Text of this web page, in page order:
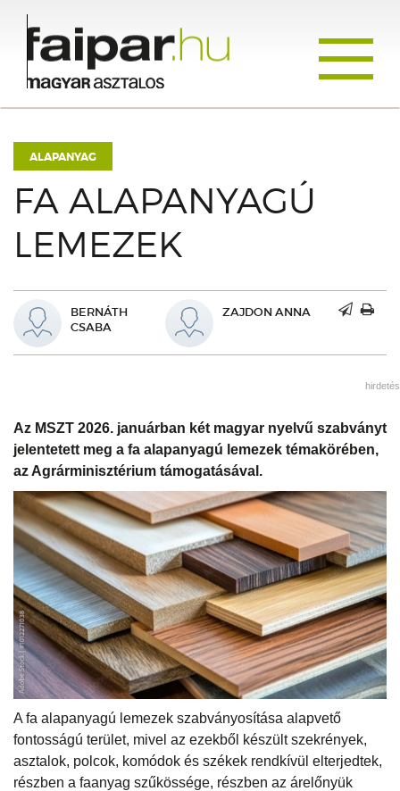
ALAPANYAG
FA ALAPANYAGÚ
LEMEZEK
BERNÁTH
CSABA
ZAJDON ANNA
hirdetés
Az MSZT 2026. januárban két magyar nyelvű szabványt
jelentetett meg a fa alapanyagú lemezek témakörében,
az Agrárminisztérium támogatásával.
A fa alapanyagú lemezek szabványosítása alapvető
fontosságú terület, mivel az ezekből készült szekrények,
asztalok, polcok, komódok és székek rendkívül elterjedtek,
részben a faanyag szűkössége, részben az árelőnyük